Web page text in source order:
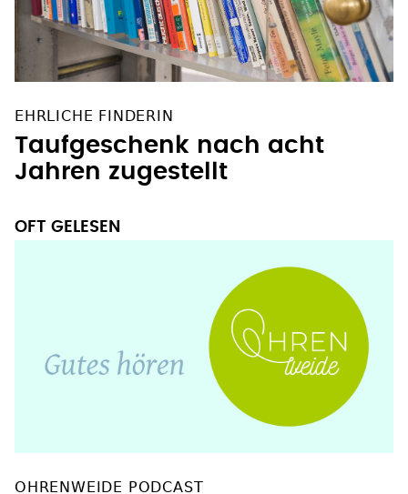
EHRLICHE FINDERIN
Taufgeschenk nach acht
Jahren zugestellt
OFT GELESEN